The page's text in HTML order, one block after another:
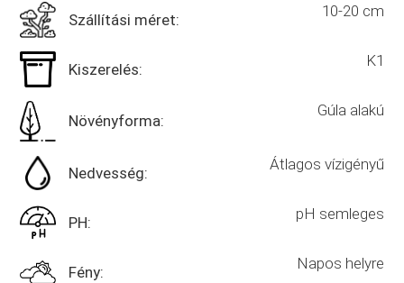
Szállítási méret: 10-20 cm
Kiszerelés: K1
Növényforma:
Gúla alakú
Nedvesség: Átlagos vízigényű
PH: pH semleges
Fény: Napos helyre